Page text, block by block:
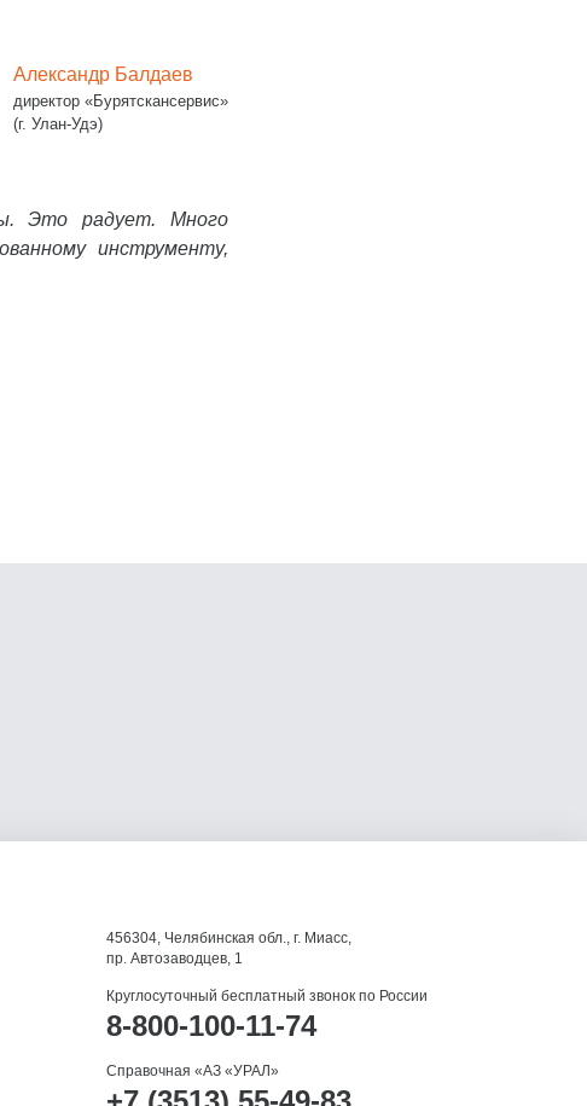
Александр Балдаев
директор «Бурятскансервис»
(г. Улан-Удэ)
Это радует. Много
инструменту,
456304, Челябинская обл., г. Миасс,
пр. Автозаводцев, 1
Круглосуточный бесплатный звонок по России
8-800-100-11-74
Справочная «АЗ «УРАЛ»